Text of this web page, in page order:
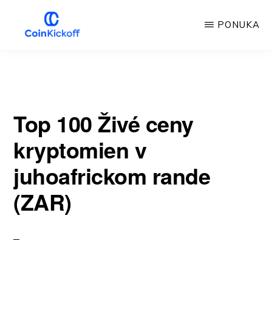
PONUKA
Top 100 Živé ceny
kryptomien v
juhoafrickom rande
(ZAR)